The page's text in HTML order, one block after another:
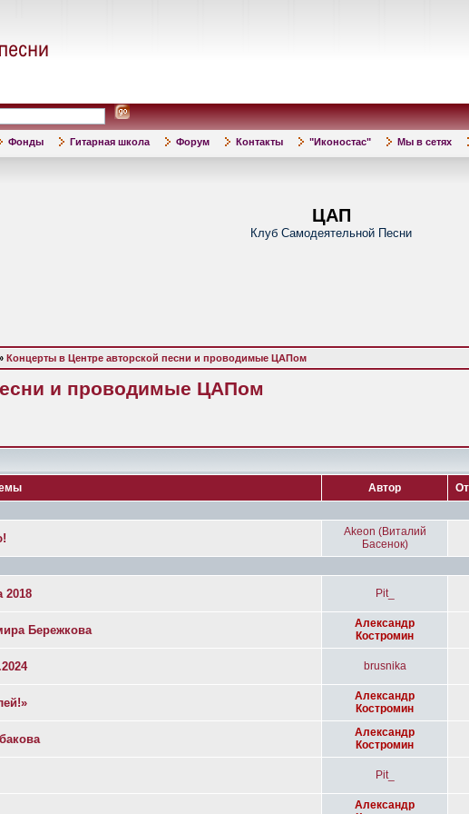
Фонды Гитарная школа Форум Контакты "Иконостас" Мы в сетях
ЦАП
Клуб Самодеятельной Песни
Концерты в Центре авторской песни и проводимые ЦАПом
и проводимые ЦАПом
Автор
Akeon (Виталий
Басенок)
2018 Pit_
Бережкова
Александр
Костромин
brusnika
Александр
Костромин
Александр
Костромин
Pit_
Александр